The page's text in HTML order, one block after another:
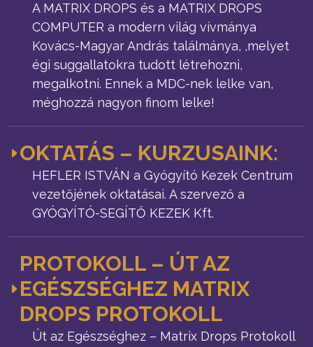
A MATRIX DROPS és a MATRIX DROPS
COMPUTER a modern világ vívmánya
Kovács-Magyar András találmánya, ,melyet
égi suggallatokra tudott létrehozni,
megalkotni. Ennek a MDC-nek lelke van,
méghozzá nagyon finom lelke!
OKTATÁS – KURZUSAINK:
HEFLER ISTVÁN a Gyógyító Kezek Centrum
vezetőjének oktatásai. A szervező a
GYÓGYÍTÓ-SEGÍTŐ KEZEK Kft.
PROTOKOLL – ÚT AZ
EGÉSZSÉGHEZ MATRIX
DROPS PROTOKOLL
Út az Egészséghez – Matrix Drops Protokoll